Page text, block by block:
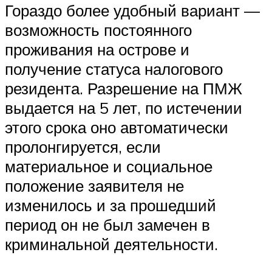
Гораздо более удобный вариант —
возможность постоянного
проживания на острове и
получение статуса налогового
резидента. Разрешение на ПМЖ
выдается на 5 лет, по истечении
этого срока оно автоматически
пролонгируется, если
материальное и социальное
положение заявителя не
изменилось и за прошедший
период он не был замечен в
криминальной деятельности.